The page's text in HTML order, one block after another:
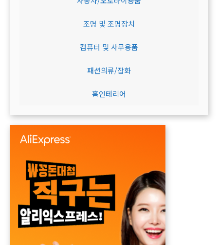
조명 및 조명장치
컴퓨터 및 사무용품
패션의류/잡화
홈인테리어